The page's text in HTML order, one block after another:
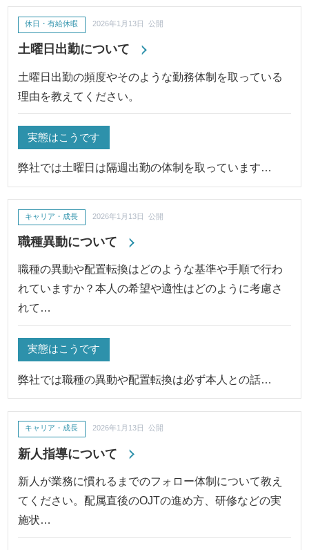
土曜日出勤について
休日・有給休暇 2026年1月13日 公開
土曜日出勤の頻度やそのような勤務体制を取っている
理由を教えてください。
実態はこうです
弊社では土曜日は隔週出勤の体制を取っています…
職種異動について
キャリア・成長 2026年1月13日 公開
職種の異動や配置転換はどのような基準や手順で行わ
れていますか？本人の希望や適性はどのように考慮さ
れて…
実態はこうです
弊社では職種の異動や配置転換は必ず本人との話…
新人指導について
キャリア・成長 2026年1月13日 公開
新人が業務に慣れるまでのフォロー体制について教え
てください。配属直後のOJTの進め方、研修などの実
施状…